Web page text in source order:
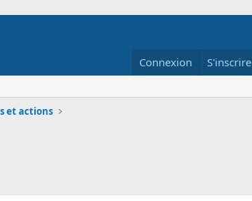
Connexion S'inscrire
et actions